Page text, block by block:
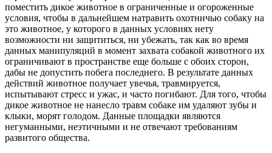
поместить дикое животное в ограниченные и огороженные
условия, чтобы в дальнейшем натравить охотничью собаку на
это животное, у которого в данных условиях нету
возможности ни защититься, ни убежать, так как во время
данных манипуляций в момент захвата собакой животного их
ограничивают в пространстве еще больше с обоих сторон,
дабы не допустить побега последнего. В результате данных
действий животное получает увечья, травмируется,
испытывают стресс и ужас, и часто погибают. Для того, чтобы
дикое животное не нанесло травм собаке им удаляют зубы и
клыки, морят голодом. Данные площадки являются
негуманными, неэтичными и не отвечают требованиям
развитого общества.